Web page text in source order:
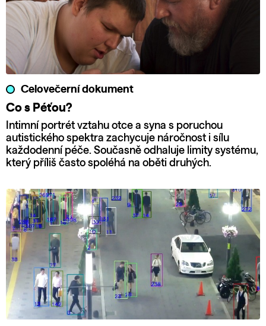
Celovečerní dokument
Co s Péťou?
Intimní portrét vztahu otce a syna s poruchou
autistického spektra zachycuje náročnost i sílu
každodenní péče. Současně odhaluje limity systému,
který příliš často spoléhá na oběti druhých.